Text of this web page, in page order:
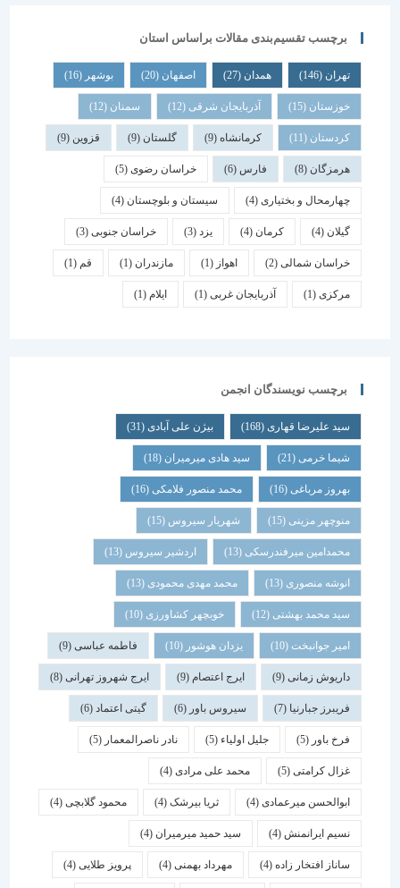
برچسب تقسیم‌بندی مقالات براساس استان
همدان اصفهان (20) بوشهر
خوزستان(15) آذربایجان شرقی(12) سمنان (12)
کردستان(11) کرمانشاه(9) گلستان (9) قزوین
هرمزگان(8) فارس خراسان رضوی(5)
چهارمحال و بختیاری (4) سیستان و بلوچستان(4)
کرمان یزد خراسان جنوبی(3)
خراسان شمالی(2) اهواز مازندران(1) قم
(1) آذربایجان غربی(1) ایلام
برچسب نویسندگان انجمن
سید علیرضا قهاری(168) بیژن علی آبادی(31)
شیما خرمی(21) سید هادی میرمیران(18)
بهروز مرباغی (16) محمد منصور فلامکی (16)
منوچهر مزینی(15) شهریار سیروس(15)
محمدامین میرفندرسکی(13) اردشیر سیروس(13)
انوشه منصوری(13) محمد مهدی محمودی(13)
سید محمد بهشتی(12) خوبچهر کشاورزی(10)
امیر جوانبخت(10) یزدان هوشور(10) فاطمه عباسی(9)
داریوش زمانی(9) ایرج اعتصام(9) ایرج شهروز تهرانی(8)
فریبرز جبارنیا(7) سیروس باور(6) گیتی اعتماد(6)
فرخ باور(5) جلیل اولیاء(5) نادر ناصرالمعمار (5)
غزال کرامتی (5) محمد علی مرادی(4)
ابوالحسن میرعمادی(4) ثریا بیرشک(4) محمود گلابچی(4)
نسیم ایرانمنش(4) سید حمید میرمیران(4)
ساناز افتخار زاده(4) مهرداد بهمنی(4) پرویز طلایی(4)